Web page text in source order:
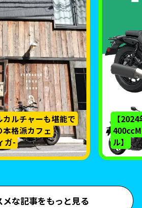
ルチャーも堪能で
格派カフェ
ガ-
【
ル】
メな記事をもっと見る